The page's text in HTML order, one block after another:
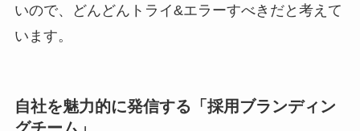
いので、どんどんトライ&エラーすべきだと考えて
います。
自社を魅力的に発信する「採用ブランディン